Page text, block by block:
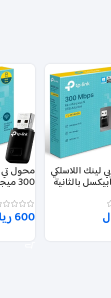
لينك اللاسلكي
بالثانية
محول تي
300
600